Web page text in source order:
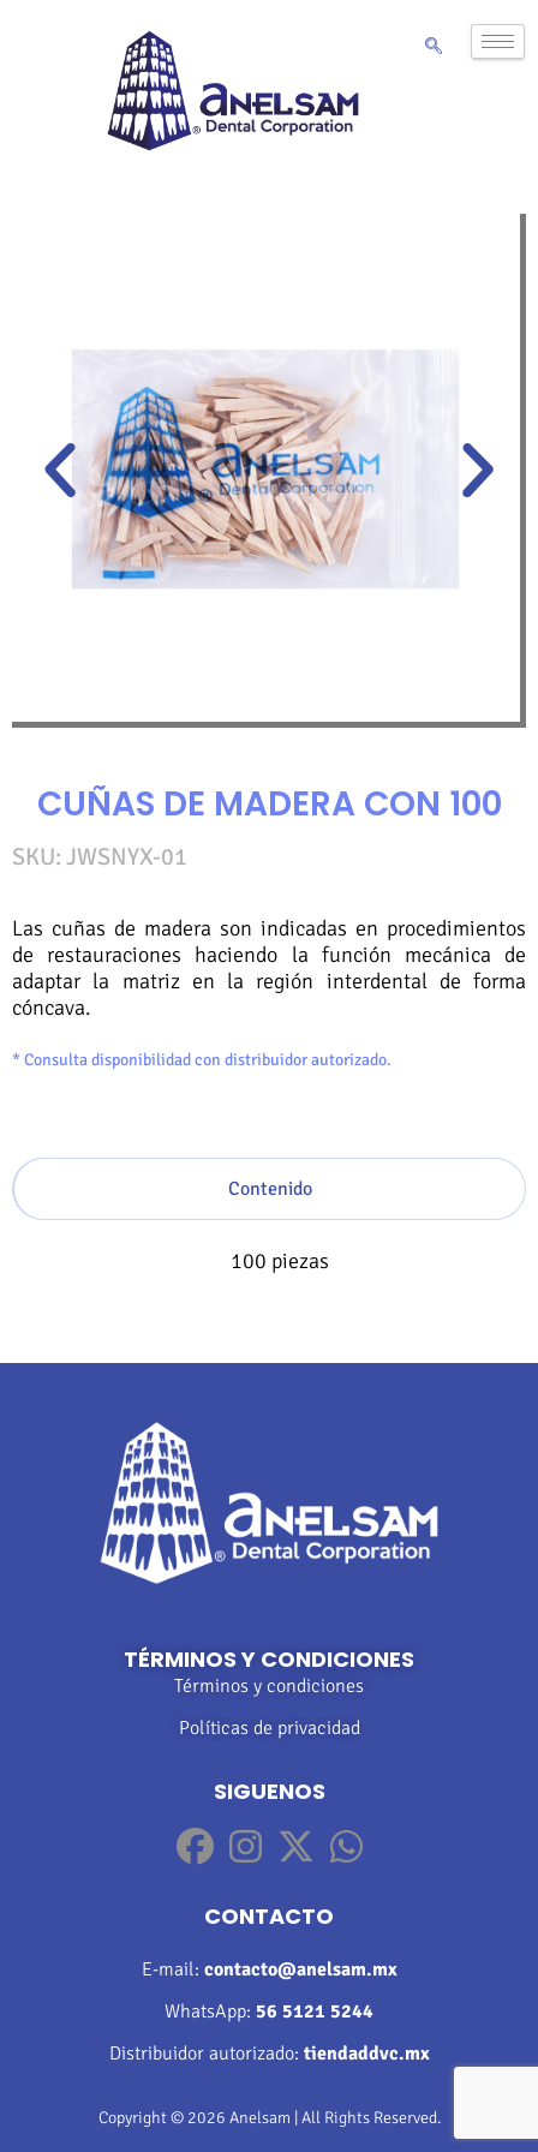
CUÑAS DE MADERA CON 100
SKU: JWSNYX-01
Las cuñas de madera son indicadas en procedimientos
de restauraciones haciendo la función mecánica de
adaptar la matriz en la región interdental de forma
cóncava.
* Consulta disponibilidad con distribuidor autorizado.
Contenido
100 piezas
TÉRMINOS Y CONDICIONES
Términos y condiciones
Políticas de privacidad
SIGUENOS
CONTACTO
E-mail: contacto@anelsam.mx
WhatsApp: 56 5121 5244
Distribuidor autorizado: tiendaddvc.mx
Copyright © 2026 Anelsam | All Rights Reserved.